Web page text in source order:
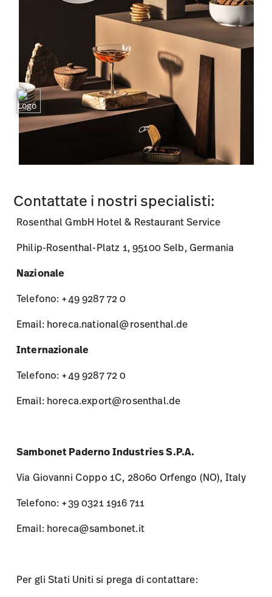
Contattate i nostri specialisti:
Rosenthal GmbH Hotel & Restaurant Service
Philip-Rosenthal-Platz 1, 95100 Selb, Germania
Nazionale
Telefono: +49 9287 72 0
Email: horeca.national@rosenthal.de
Internazionale
Telefono: +49 9287 72 0
Email: horeca.export@rosenthal.de
Sambonet Paderno Industries S.P.A.
Via Giovanni Coppo 1C, 28060 Orfengo (NO), Italy
Telefono: +39 0321 1916 711
Email: horeca@sambonet.it
Per gli Stati Uniti si prega di contattare: